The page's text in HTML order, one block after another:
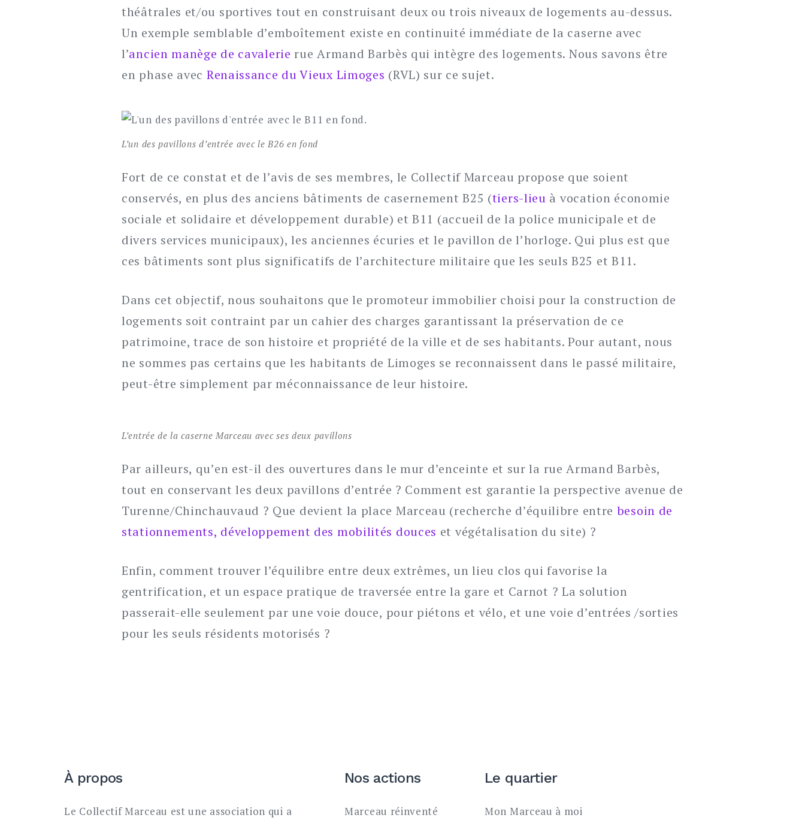
théâtrales et/ou sportives tout en construisant deux ou trois niveaux de logements au-dessus.
Un exemple semblable d’emboîtement existe en continuité immédiate de la caserne avec
l’ancien manège de cavalerie rue Armand Barbès qui intègre des logements. Nous savons être
en phase avec Renaissance du Vieux Limoges (RVL) sur ce sujet.
L’un des pavillons d’entrée avec le B26 en fond
Fort de ce constat et de l’avis de ses membres, le Collectif Marceau propose que soient
conservés, en plus des anciens bâtiments de casernement B25 (tiers-lieu à vocation économie
sociale et solidaire et développement durable) et B11 (accueil de la police municipale et de
divers services municipaux), les anciennes écuries et le pavillon de l’horloge. Qui plus est que
ces bâtiments sont plus significatifs de l’architecture militaire que les seuls B25 et B11.
Dans cet objectif, nous souhaitons que le promoteur immobilier choisi pour la construction de
logements soit contraint par un cahier des charges garantissant la préservation de ce
patrimoine, trace de son histoire et propriété de la ville et de ses habitants. Pour autant, nous
ne sommes pas certains que les habitants de Limoges se reconnaissent dans le passé militaire,
peut-être simplement par méconnaissance de leur histoire.
L’entrée de la caserne Marceau avec ses deux pavillons
Par ailleurs, qu’en est-il des ouvertures dans le mur d’enceinte et sur la rue Armand Barbès,
tout en conservant les deux pavillons d’entrée ? Comment est garantie la perspective avenue de
Turenne/Chinchauvaud ? Que devient la place Marceau (recherche d’équilibre entre besoin de
stationnements, développement des mobilités douces et végétalisation du site) ?
Enfin, comment trouver l’équilibre entre deux extrêmes, un lieu clos qui favorise la
gentrification, et un espace pratique de traversée entre la gare et Carnot ? La solution
passerait-elle seulement par une voie douce, pour piétons et vélo, et une voie d’entrées /sorties
pour les seuls résidents motorisés ?
À propos
Le Collectif Marceau est une association qui a
Nos actions
Marceau réinventé
Le quartier
Mon Marceau à moi